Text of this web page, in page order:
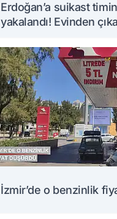
Erdoğan’a suikast
yakalandı! Evinden
İzmir’de o benzinlik